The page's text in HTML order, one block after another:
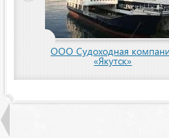
ООО Судоходная
«Якутск»